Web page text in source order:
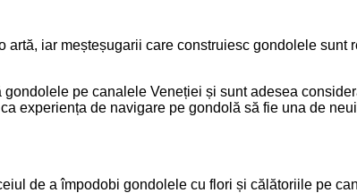
iar meșteșugarii care construiesc gondolele sunt
pe canalele Veneției și sunt adesea
experiența de navigare pe gondolă să fie una de
de a împodobi gondolele cu flori și călătoriile pe